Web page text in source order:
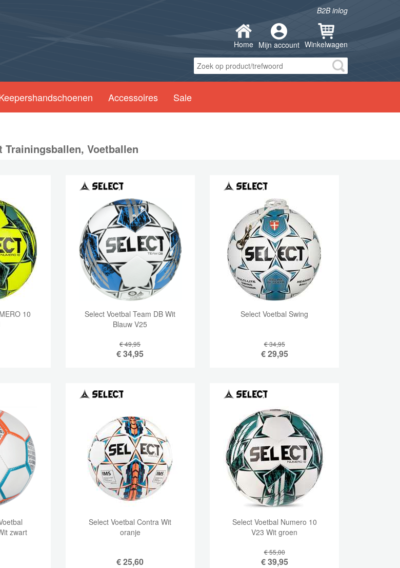
B2B inlog
Home Mijn account Winkelwagen
Accessoires Sale
Trainingsballen, Voetballen
10
Select Voetbal Team DB Wit
Blauw V25
€ 49,95
€34,95
Select Voetbal Swing
€ 34,95
€29,95
zwart
Select Voetbal Contra Wit
oranje
€25,60
Select Voetbal Numero 10
V23 Wit groen
€ 55,00
€39,95